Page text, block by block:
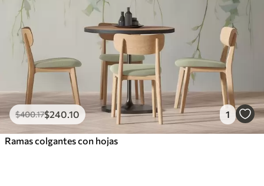
$400.17$240.10 1
Ramas colgantes con hojas